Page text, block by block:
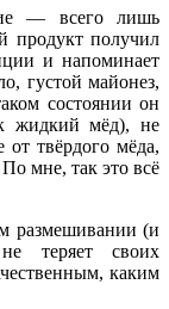
— всего лишь
продукт получил
и напоминает
густой майонез,
состоянии он
жидкий мёд), не
от твёрдого мёда,
мне, так это всё
размешивании (и
теряет своих
каким